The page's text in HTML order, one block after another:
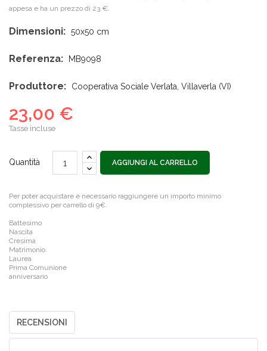
appesa e ha un prezzo di 23 €.
Dimensioni: 50x50 cm
Referenza: MB9098
Produttore: Cooperativa Sociale Verlata, Villaverla (VI)
23,00 €
Tasse incluse
Quantità AGGIUNGI AL CARRELLO
Per poter acquistare è necessario raggiungere un importo minimo
complessivo per carrello di 9€.
Battesimo
Nascita
Cresima
Matrimonio
Laurea
Prima Comunione
anniversario
RECENSIONI